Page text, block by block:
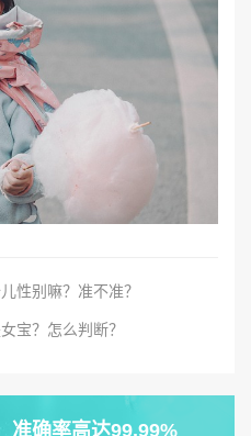
性别嘛？准不准？
宝？怎么判断？
准确率高达99.99%